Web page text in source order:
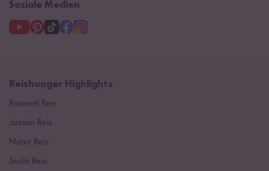
Soziale Medien
Reishunger Highlights
Basmati Reis
Jasmin Reis
Natur Reis
Sushi Reis